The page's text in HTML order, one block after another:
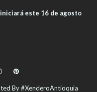
este 16 de agosto
By #XenderoAntioquia